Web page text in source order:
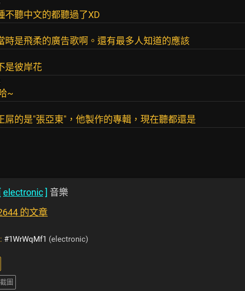
不聽中文的都聽過了XD
時是飛柔的廣告歌啊。還有最多人知道的應該
是彼岸花
~
屌的是"張亞東"，他製作的專輯，現在聽都還是
[electronic] 音樂
的文章
#1WrWqMf1 (electronic)
圖